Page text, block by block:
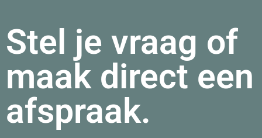
Stel je vraag of
maak direct een
afspraak.